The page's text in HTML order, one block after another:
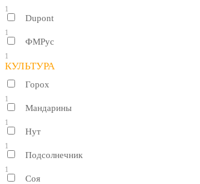
1
Dupont
1
ФМРус
1
КУЛЬТУРА
Горох
1
Мандарины
1
Нут
1
Подсолнечник
1
Соя